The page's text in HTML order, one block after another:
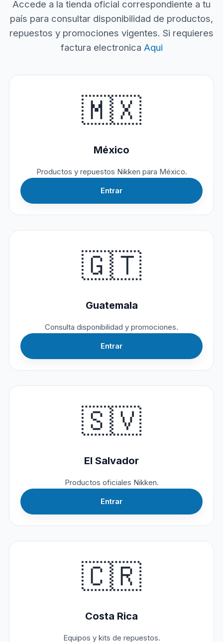
Accede a la tienda oficial correspondiente a tu
país para consultar disponibilidad de productos,
repuestos y promociones vigentes. Si requieres
factura electronica Aqui
🇲🇽
México
Productos y repuestos Nikken para México.
Entrar
🇬🇹
Guatemala
Consulta disponibilidad y promociones.
Entrar
🇸🇻
El Salvador
Productos oficiales Nikken.
Entrar
🇨🇷
Costa Rica
Equipos y kits de repuestos.